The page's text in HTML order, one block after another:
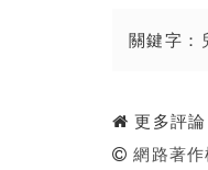
關鍵字：
更多評
網路著